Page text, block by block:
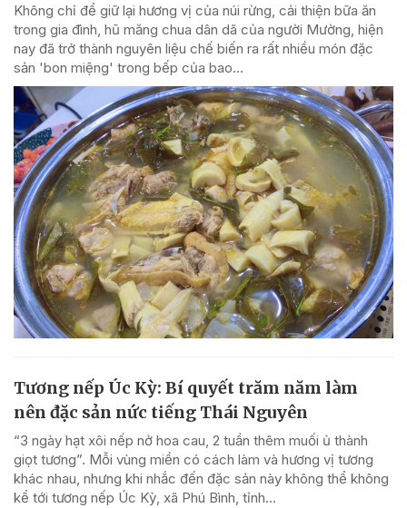
Không chỉ để giữ lại hương vị của núi rừng, cải thiện bữa ăn
trong gia đình, hũ măng chua dân dã của người Mường, hiện
nay đã trở thành nguyên liệu chế biến ra rất nhiều món đặc
sản 'bon miệng' trong bếp của bao...
Tương nếp Úc Kỳ: Bí quyết trăm năm làm
nên đặc sản nức tiếng Thái Nguyên
“3 ngày hạt xôi nếp nở hoa cau, 2 tuần thêm muối ủ thành
giọt tương”. Mỗi vùng miền có cách làm và hương vị tương
khác nhau, nhưng khi nhắc đến đặc sản này không thể không
kể tới tương nếp Úc Kỳ, xã Phú Bình, tỉnh...